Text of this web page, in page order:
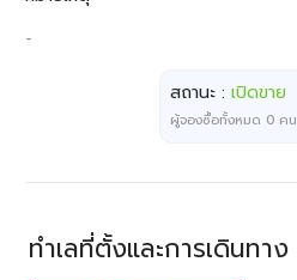
-
สถานะ :เปิดขาย
ผู้จองซื้อทั้งหมด 0 คน
ทำเลที่ตั้งและการเดินทาง